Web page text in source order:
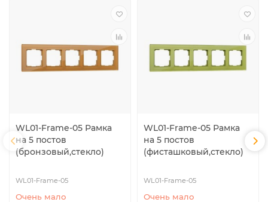
WL01-Frame-05 Рамка
на 5 постов
(бронзовый,стекло)
WL01-Frame-05
Очень мало
WL01-Frame-05 Рамка
на 5 постов
(фисташковый,стекло)
WL01-Frame-05
Очень мало